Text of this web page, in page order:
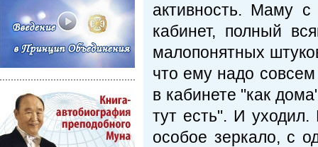
активность. Маму с
кабинет, полный
малопонятных
что ему надо совсем
в кабинете "как
тут есть". И
особое зеркало, с